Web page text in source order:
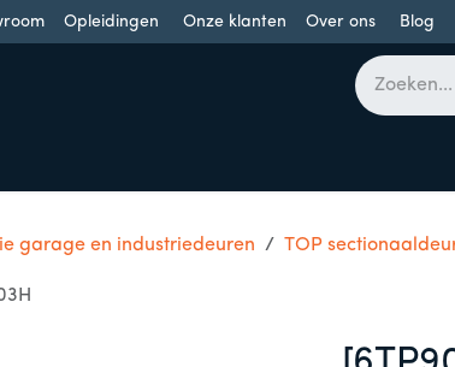
Opleidingen Onze klanten Over ons Blog
garage en industriedeuren TOP